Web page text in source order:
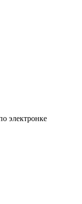
электронке